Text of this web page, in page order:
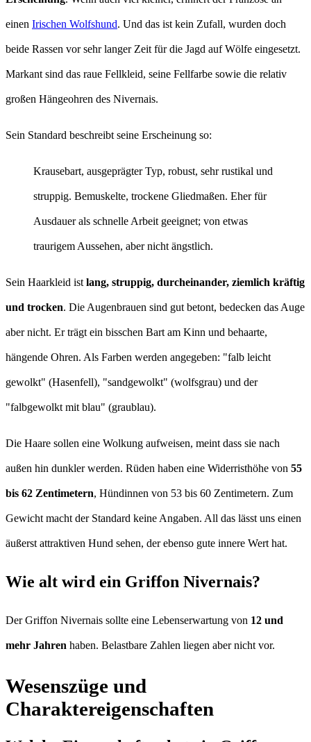
einen Irischen Wolfshund. Und das ist kein Zufall, wurden doch
beide Rassen vor sehr langer Zeit für die Jagd auf Wölfe eingesetzt.
Markant sind das raue Fellkleid, seine Fellfarbe sowie die relativ
großen Hängeohren des Nivernais.
Sein Standard beschreibt seine Erscheinung so:
Krausebart, ausgeprägter Typ, robust, sehr rustikal und
struppig. Bemuskelte, trockene Gliedmaßen. Eher für
Ausdauer als schnelle Arbeit geeignet; von etwas
traurigem Aussehen, aber nicht ängstlich.
Sein Haarkleid istlang, struppig, durcheinander, ziemlich kräftig
und trocken. Die Augenbrauen sind gut betont, bedecken das Auge
aber nicht. Er trägt ein bisschen Bart am Kinn und behaarte,
hängende Ohren. Als Farben werden angegeben: "falb leicht
gewolkt" (Hasenfell), "sandgewolkt" (wolfsgrau) und der
"falbgewolkt mit blau" (graublau).
Die Haare sollen eine Wolkung aufweisen, meint dass sie nach
außen hin dunkler werden. Rüden haben eine Widerristhöhe von 55
bis 62 Zentimetern, Hündinnen von 53 bis 60 Zentimetern. Zum
Gewicht macht der Standard keine Angaben. All das lässt uns einen
äußerst attraktiven Hund sehen, der ebenso gute innere Wert hat.
Wie alt wird ein Griffon Nivernais?
Der Griffon Nivernais sollte eine Lebenserwartung von 12 und
mehr Jahren haben. Belastbare Zahlen liegen aber nicht vor.
Wesenszüge und
Charaktereigenschaften